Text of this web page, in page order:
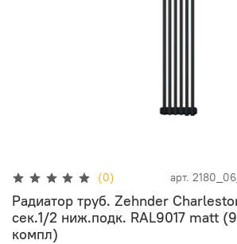
(0) арт.
Радиатор труб. Zehnder
сек.1/2 ниж.подк. RAL9017 matt
компл)